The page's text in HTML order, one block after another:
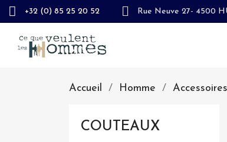
+32 (0) 85 25 20 52 Rue Neuve 27- 4500
Accueil Homme Accessoires
COUTEAUX